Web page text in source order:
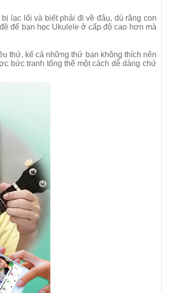
lạc lối và biết phải đi về đâu, dù rằng con
để bạn học Ukulele ở cấp độ cao hơn mà
thứ, kể cả những thứ bạn không thích nên
bức tranh tổng thể một cách dễ dàng chứ